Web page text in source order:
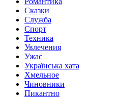
Сказки
Служба
Спорт
Техника
Увлечения
Ужас
Українська хата
Хмельное
Чиновники
Пикантно